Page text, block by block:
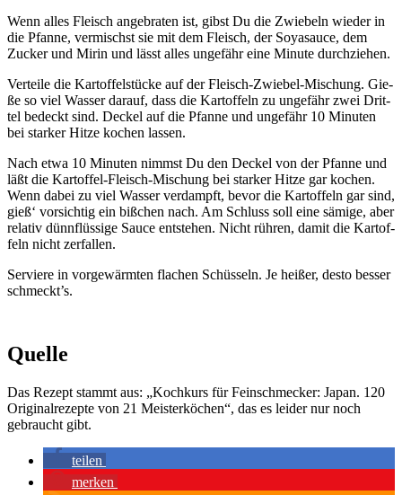
Wenn alles Fleisch ange­bra­ten ist, gibst Du die Zwie­beln wie­der in
die Pfan­ne, ver­mischst sie mit dem Fleisch, der Soya­sauce, dem
Zucker und Mirin und lässt alles unge­fähr eine Minu­te durch­zie­hen.
Ver­tei­le die Kar­tof­fel­stü­cke auf der Fleisch-Zwie­bel-Mischung. Gie­
ße so viel Was­ser dar­auf, dass die Kar­tof­feln zu unge­fähr zwei Drit­
tel bedeckt sind. Deckel auf die Pfan­ne und unge­fähr 10 Minu­ten
bei star­ker Hit­ze kochen las­sen.
Nach etwa 10 Minu­ten nimmst Du den Deckel von der Pfan­ne und
läßt die Kar­tof­fel-Fleisch-Mischung bei star­ker Hit­ze gar kochen.
Wenn dabei zu viel Was­ser ver­dampft, bevor die Kar­tof­feln gar sind,
gieß‘ vor­sich­tig ein biß­chen nach. Am Schluss soll eine sämi­ge, aber
rela­tiv dünn­flüs­si­ge Sau­ce ent­ste­hen. Nicht rüh­ren, damit die Kar­tof­
feln nicht zer­fal­len.
Ser­vie­re in vor­ge­wärm­ten fla­chen Schüs­seln. Je hei­ßer, des­to bes­ser
schmeckt’s.
Quelle
Das Rezept stammt aus: „Koch­kurs für Fein­schme­cker: Japan. 120
Ori­gi­nal­re­zep­te von 21 Meis­ter­kö­chen“, das es lei­der nur noch
gebraucht gibt.
tei­len
mer­ken